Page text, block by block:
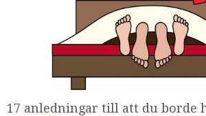
17 anledningar till att du borde